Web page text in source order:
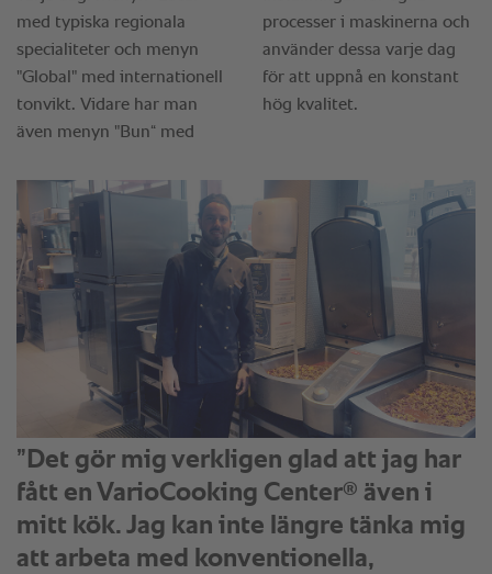
”Det gör mig verkligen glad att jag har
fått en VarioCooking Center® även i
mitt kök. Jag kan inte längre tänka mig
att arbeta med konventionella,